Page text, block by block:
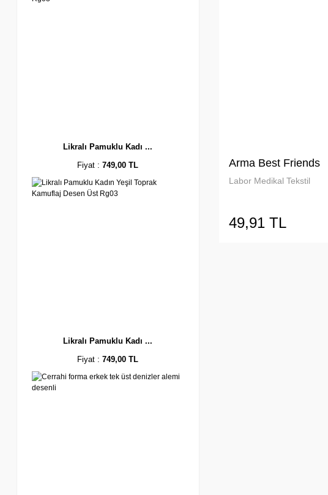
Likralı Pamuklu Kadı ...
Fiyat :749,00 TL
Likralı Pamuklu Kadı ...
Fiyat :749,00 TL
Arma Best Friends
Labor Medikal Tekstil
49,91 TL